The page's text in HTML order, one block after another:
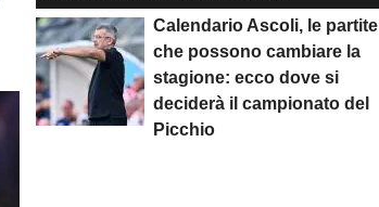
Calendario Ascoli, le partite
che possono cambiare la
stagione: ecco dove si
deciderà il campionato del
Picchio